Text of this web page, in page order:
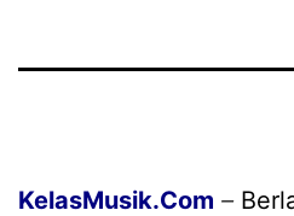
KelasMusik.Com –